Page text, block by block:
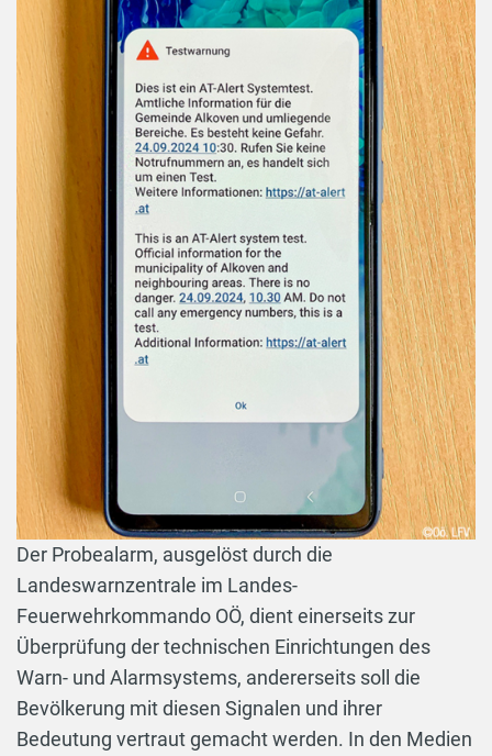
Der Probealarm, ausgelöst durch die
Landeswarnzentrale im Landes-
Feuerwehrkommando OÖ, dient einerseits zur
Überprüfung der technischen Einrichtungen des
Warn- und Alarmsystems, andererseits soll die
Bevölkerung mit diesen Signalen und ihrer
Bedeutung vertraut gemacht werden. In den Medien